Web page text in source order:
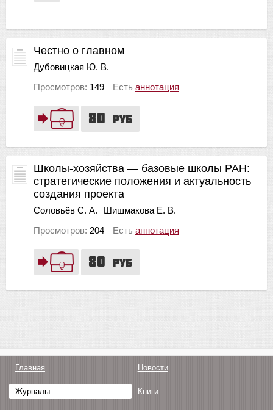
80 руб
Честно о главном
Дубовицкая Ю. В.
Просмотров: 149 Есть аннотация
80 руб
Школы-хозяйства — базовые школы РАН:
стратегические положения и актуальность
создания проекта
Соловьёв С. А.
Шишмакова Е. В.
Просмотров: 204 Есть аннотация
Главная Новости
Журналы Книги